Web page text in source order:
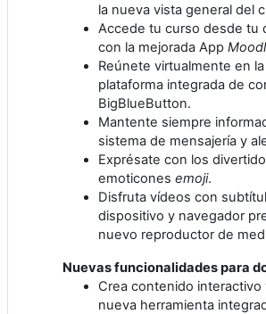
la nueva vista general del
Accede tu curso desde tu
con la mejorada App
Reúnete virtualmente en
plataforma integrada de
BigBlueButton.
Mantente siempre
sistema de mensajería y
Exprésate con los
emoticones emoji.
Disfruta vídeos con
dispositivo y navegador
nuevo reproductor de
Nuevas funcionalidades para
Crea contenido
nueva herramienta